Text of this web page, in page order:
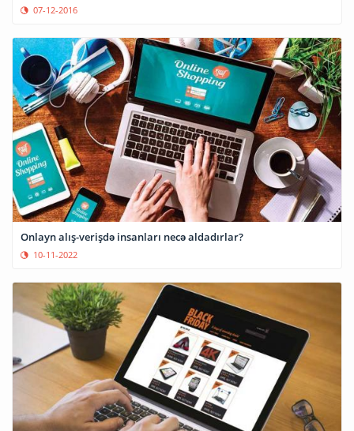
07-12-2016
Onlayn alış-verişdə insanları necə aldadırlar?
10-11-2022